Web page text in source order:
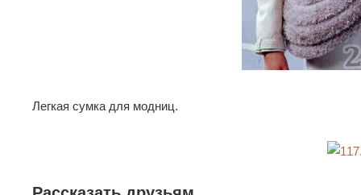
Легкая сумка для модниц.